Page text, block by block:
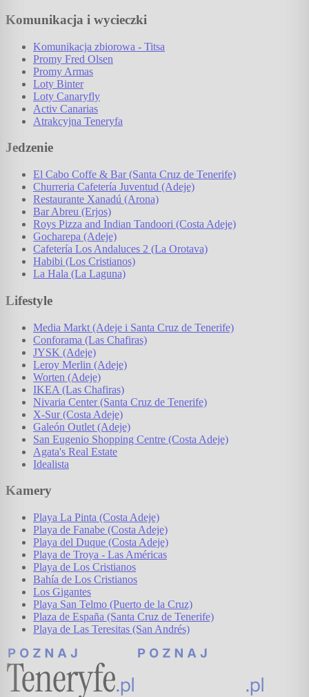
Komunikacja i wycieczki
Komunikacja zbiorowa - Titsa
Promy Fred Olsen
Promy Armas
Loty Binter
Loty Canaryfly
Activ Canarias
Atrakcyjna Teneryfa
Jedzenie
El Cabo Coffe & Bar (Santa Cruz de Tenerife)
Churreria Cafetería Juventud (Adeje)
Restaurante Xanadú (Arona)
Bar Abreu (Erjos)
Roys Pizza and Indian Tandoori (Costa Adeje)
Gocharepa (Adeje)
Cafetería Los Andaluces 2 (La Orotava)
Habibi (Los Cristianos)
La Hala (La Laguna)
Lifestyle
Media Markt (Adeje i Santa Cruz de Tenerife)
Conforama (Las Chafiras)
JYSK (Adeje)
Leroy Merlin (Adeje)
Worten (Adeje)
IKEA (Las Chafiras)
Nivaria Center (Santa Cruz de Tenerife)
X-Sur (Costa Adeje)
Galeón Outlet (Adeje)
San Eugenio Shopping Centre (Costa Adeje)
Agata's Real Estate
Idealista
Kamery
Playa La Pinta (Costa Adeje)
Playa de Fanabe (Costa Adeje)
Playa del Duque (Costa Adeje)
Playa de Troya - Las Américas
Playa de Los Cristianos
Bahía de Los Cristianos
Los Gigantes
Playa San Telmo (Puerto de la Cruz)
Plaza de España (Santa Cruz de Tenerife)
Playa de Las Teresitas (San Andrés)